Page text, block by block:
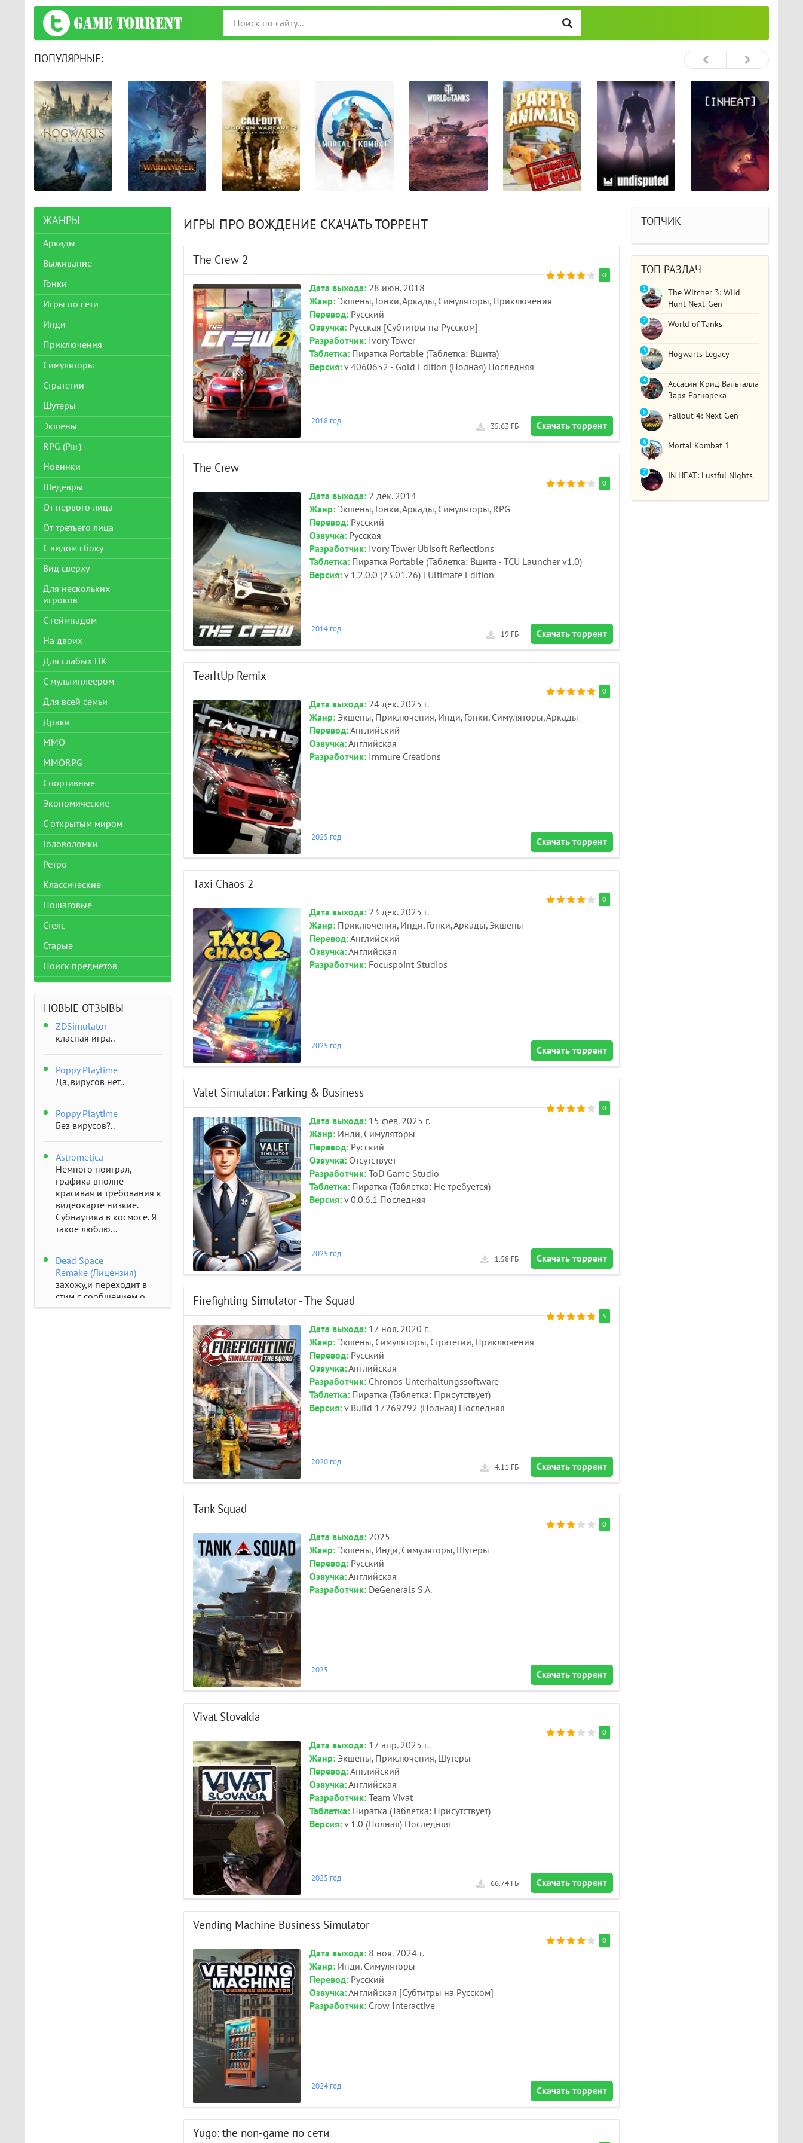
ПОПУЛЯРНЫЕ:
ИГРЫ ПРО ВОЖДЕНИЕ СКАЧАТЬ ТОРРЕНТ
The Crew 2
0
Дата выхода:28 июн. 2018
Жанр:Экшены, Гонки, Аркады, Симуляторы, Приключения
Перевод:Русский
Озвучка:Русская [Субтитры на Русском]
Разработчик:Ivory Tower
Таблетка:Пиратка Portable (Таблетка: Вшита)
Версия:v 4060652 - Gold Edition (Полная) Последняя
Скачать торрент
35.63 ГБ
2018 год
The Crew
0
Дата выхода:2 дек. 2014
Жанр:Экшены, Гонки, Аркады, Симуляторы, RPG
Перевод:Русский
Озвучка:Русская
Разработчик:Ivory Tower Ubisoft Reflections
Таблетка:Пиратка Portable (Таблетка: Вшита - TCU Launcher v1.0)
Версия:v 1.2.0.0 (23.01.26) | Ultimate Edition
Скачать торрент
19 ГБ
2014 год
TearItUp Remix
0
Дата выхода:24 дек. 2025 г.
Жанр:Экшены, Приключения, Инди, Гонки, Симуляторы, Аркады
Перевод:Английский
Озвучка:Английская
Разработчик:Immure Creations
Скачать торрент
2025 год
Taxi Chaos 2
0
Дата выхода:23 дек. 2025 г.
Жанр:Приключения, Инди, Гонки, Аркады, Экшены
Перевод:Английский
Озвучка:Английская
Разработчик:Focuspoint Studios
Скачать торрент
2025 год
Valet Simulator: Parking & Business
0
Дата выхода:15 фев. 2025 г.
Жанр:Инди, Симуляторы
Перевод:Русский
Озвучка:Отсутствует
Разработчик:ToD Game Studio
Таблетка:Пиратка (Таблетка: Не требуется)
Версия:v 0.0.6.1 Последняя
Скачать торрент
1.58 ГБ
2025 год
Firefighting Simulator - The Squad
5
Дата выхода:17 ноя. 2020 г.
Жанр:Экшены, Симуляторы, Стратегии, Приключения
Перевод:Русский
Озвучка:Английская
Разработчик:Chronos Unterhaltungssoftware
Таблетка:Пиратка (Таблетка: Присутствует)
Версия:v Build 17269292 (Полная) Последняя
Скачать торрент
4.11 ГБ
2020 год
Tank Squad
0
Дата выхода:2025
Жанр:Экшены, Инди, Симуляторы, Шутеры
Перевод:Русский
Озвучка:Английская
Разработчик:DeGenerals S.A.
Скачать торрент
2025
Vivat Slovakia
0
Дата выхода:17 апр. 2025 г.
Жанр:Экшены, Приключения, Шутеры
Перевод:Английский
Озвучка:Английская
Разработчик:Team Vivat
Таблетка:Пиратка (Таблетка: Присутствует)
Версия:v 1.0 (Полная) Последняя
Скачать торрент
66.74 ГБ
2025 год
Vending Machine Business Simulator
0
Дата выхода:8 ноя. 2024 г.
Жанр:Инди, Симуляторы
Перевод:Русский
Озвучка:Английская [Субтитры на Русском]
Разработчик:Crow Interactive
Скачать торрент
2024 год
Yugo: the non-game по сети
ЖАНРЫ
Аркады
Выживание
Гонки
Игры по сети
Инди
Приключения
Симуляторы
Стратегии
Шутеры
Экшены
RPG (Рпг)
Новинки
Шедевры
От первого лица
От третьего лица
С видом сбоку
Вид сверху
Для нескольких
игроков
С геймпадом
На двоих
Для слабых ПК
С мультиплеером
Для всей семьи
Драки
ММО
MMORPG
Спортивные
Экономические
С открытым миром
Головоломки
Ретро
Классические
Пошаговые
Стелс
Старые
Поиск предметов
НОВЫЕ ОТЗЫВЫ
ZDSimulator
класная игра..
Poppy Playtime
Да, вирусов нет..
Poppy Playtime
Без вирусов?..
Astrometica
Немного поиграл,
графика вполне
красивая и требования к
видеокарте низкие.
Субнаутика в космосе. Я
такое люблю...
Dead Space
Remake (Лицензия)
захожу,и переходит в
стим с сообщением о
отсутствии..
ТОПЧИК
ТОП РАЗДАЧ
The Witcher 3: Wild
Hunt Next-Gen
1
World of Tanks
2
Hogwarts Legacy
3
Ассасин Крид Вальгалла
Заря Рагнарёка
4
Fallout 4: Next Gen
5
Mortal Kombat 1
6
IN HEAT: Lustful Nights
7